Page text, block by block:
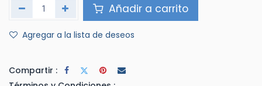
Añadir a carrito
Agregar a la lista de deseos
Compartir :